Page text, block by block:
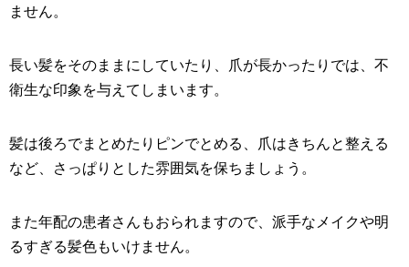
ません。
長い髪をそのままにしていたり、爪が長かったりでは、不
衛生な印象を与えてしまいます。
髪は後ろでまとめたりピンでとめる、爪はきちんと整える
など、さっぱりとした雰囲気を保ちましょう。
また年配の患者さんもおられますので、派手なメイクや明
るすぎる髪色もいけません。